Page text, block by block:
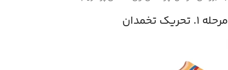
مرحله ۱. تحریک تخمدان